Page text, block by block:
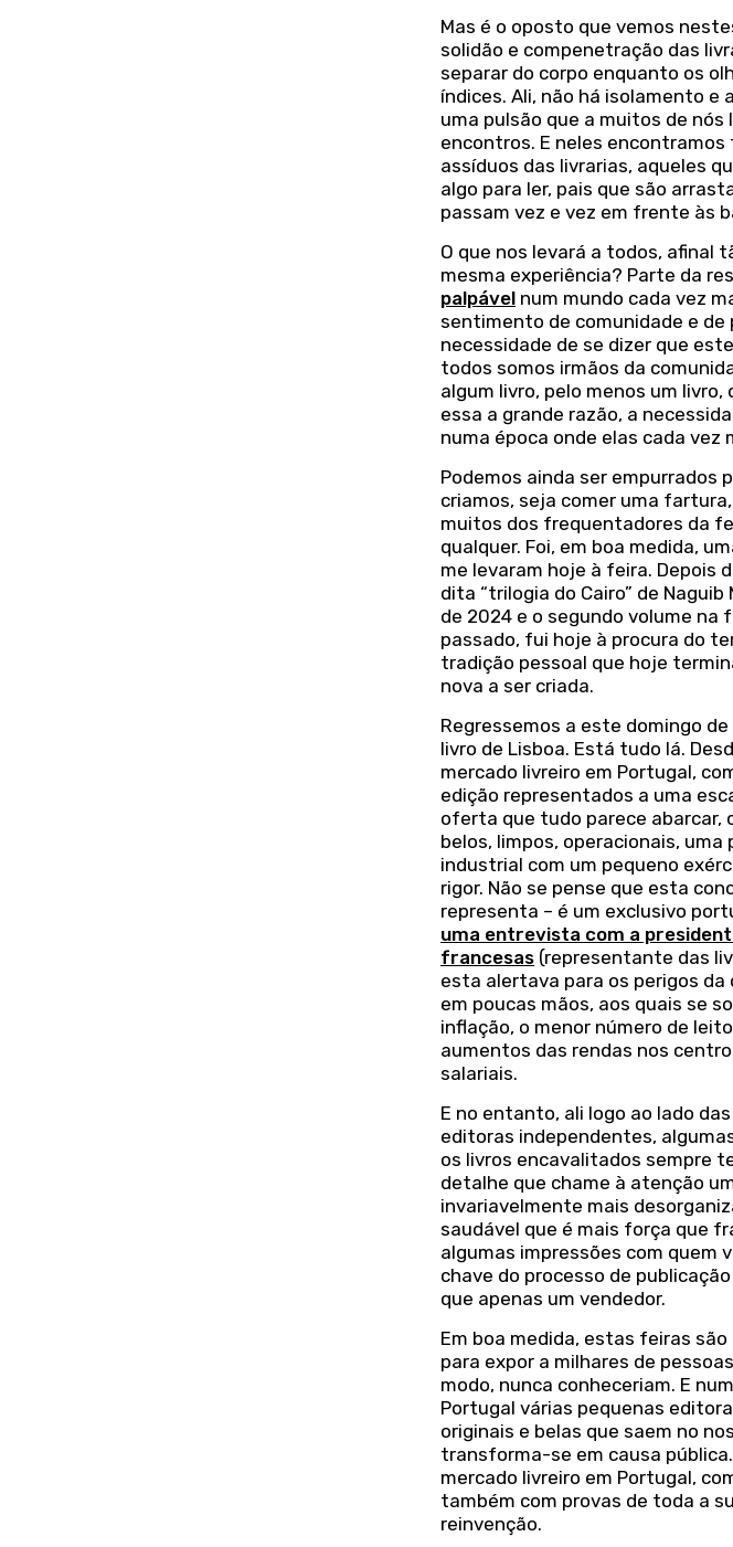
Mas é o oposto que vemos
solidão e compenetração das
separar do corpo enquanto os
índices. Ali, não há isolamento e
uma pulsão que a muitos de
encontros. E neles
assíduos das livrarias, aqueles
algo para ler, pais que são
passam vez e vez em frente às
O que nos levará a todos, afinal
mesma experiência? Parte da
palpável num mundo cada vez
sentimento de comunidade e de
necessidade de se dizer que
todos somos irmãos da
algum livro, pelo menos um
essa a grande razão, a
numa época onde elas cada vez
Podemos ainda ser empurrados
criamos, seja comer uma
muitos dos frequentadores da
qualquer. Foi, em boa medida,
me levaram hoje à feira. Depois
dita “trilogia do Cairo” de
de 2024 e o segundo volume na
passado, fui hoje à procura do
tradição pessoal que hoje
nova a ser criada.
Regressemos a este domingo
livro de Lisboa. Está tudo lá.
mercado livreiro em Portugal,
edição representados a uma
oferta que tudo parece abarcar,
belos, limpos, operacionais, uma
industrial com um pequeno
rigor. Não se pense que esta
representa – é um exclusivo
uma entrevista com a
francesas (representante das
esta alertava para os perigos
em poucas mãos, aos quais se
inflação, o menor número de
aumentos das rendas nos
salariais.
E no entanto, ali logo ao lado
editoras independentes,
os livros encavalitados sempre
detalhe que chame à atenção
invariavelmente mais
saudável que é mais força que
algumas impressões com quem
chave do processo de
que apenas um vendedor.
Em boa medida, estas feiras
para expor a milhares de
modo, nunca conheceriam. E
Portugal várias pequenas
originais e belas que saem no
transforma-se em causa
mercado livreiro em Portugal,
também com provas de toda a
reinvenção.